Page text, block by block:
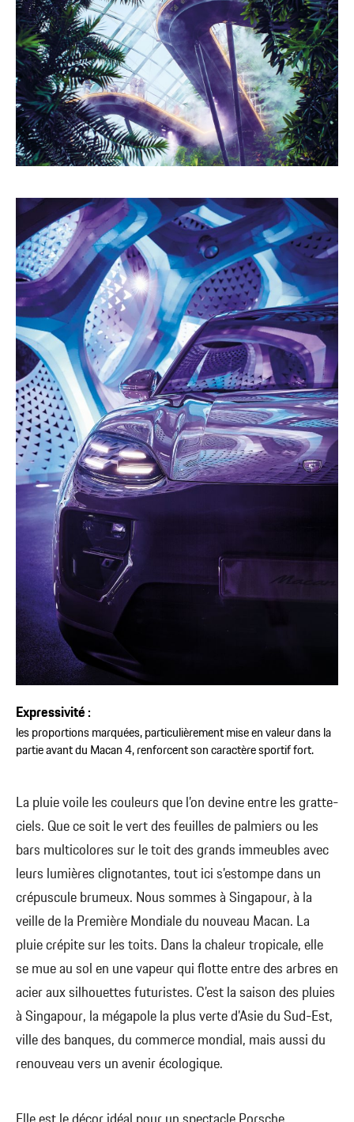
Expressivité :
les proportions marquées, particulièrement mise en valeur dans la
partie avant du Macan 4, renforcent son caractère sportif fort.
La pluie voile les couleurs que l’on devine entre les gratte-
ciels. Que ce soit le vert des feuilles de palmiers ou les
bars multicolores sur le toit des grands immeubles avec
leurs lumières clignotantes, tout ici s’estompe dans un
crépuscule brumeux. Nous sommes à Singapour, à la
veille de la Première Mondiale du nouveau Macan. La
pluie crépite sur les toits. Dans la chaleur tropicale, elle
se mue au sol en une vapeur qui flotte entre des arbres en
acier aux silhouettes futuristes. C’est la saison des pluies
à Singapour, la mégapole la plus verte d’Asie du Sud-Est,
ville des banques, du commerce mondial, mais aussi du
renouveau vers un avenir écologique.